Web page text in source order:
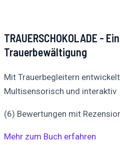
TRAUERSCHOKOLADE -
Trauerbewältigung
Mit Trauerbegleitern
Multisensorisch und interaktiv
(6) Bewertungen mit
Mehr zum Buch erfahren